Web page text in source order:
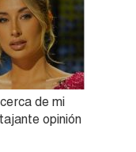
de mi
opinión